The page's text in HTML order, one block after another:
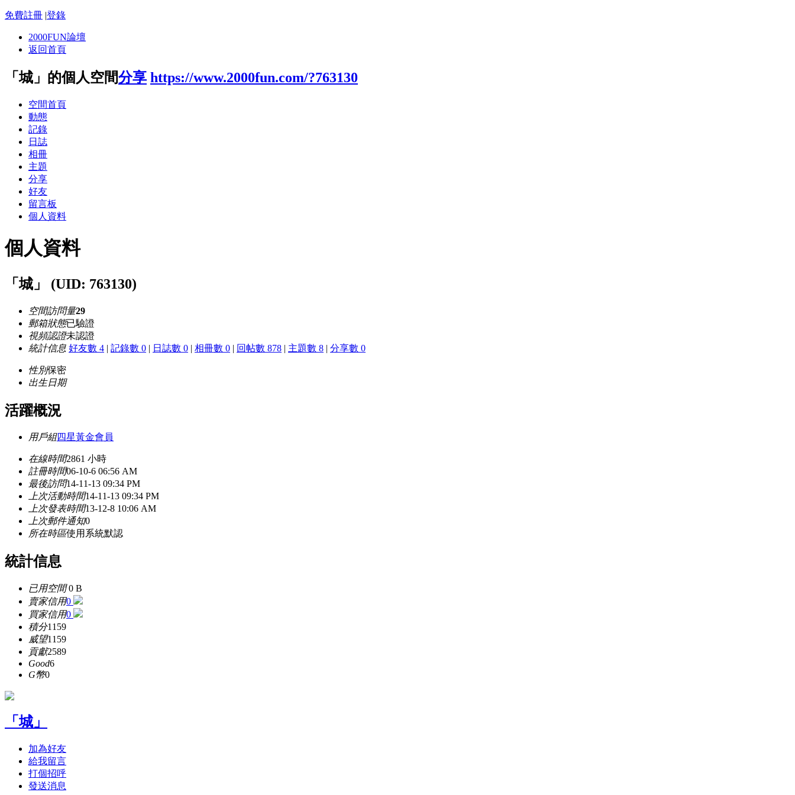
免費註冊 |登錄
2000FUN論壇
返回首頁
「城」的個人空間分享 https://www.2000fun.com/?763130
空間首頁
動態
記錄
日誌
相冊
主題
分享
好友
留言板
個人資料
個人資料
「城」 (UID: 763130)
空間訪問量29
郵箱狀態已驗證
視頻認證未認證
統計信息 好友數 4 | 記錄數 0 | 日誌數 0 | 相冊數 0 | 回帖數 878 | 主題數 8 | 分享數 0
性別保密
出生日期
活躍概況
用戶組四星黃金會員
在線時間2861 小時
註冊時間06-10-6 06:56 AM
最後訪問14-11-13 09:34 PM
上次活動時間14-11-13 09:34 PM
上次發表時間13-12-8 10:06 AM
上次郵件通知0
所在時區使用系統默認
統計信息
已用空間0 B
賣家信用0
買家信用0
積分1159
威望1159
貢獻2589
Good6
G幣0
「城」
加為好友
給我留言
打個招呼
發送消息